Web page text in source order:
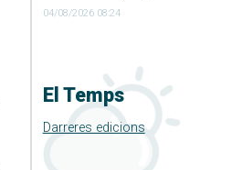
04/08/2026 08:24
El Temps
Darreres edicions